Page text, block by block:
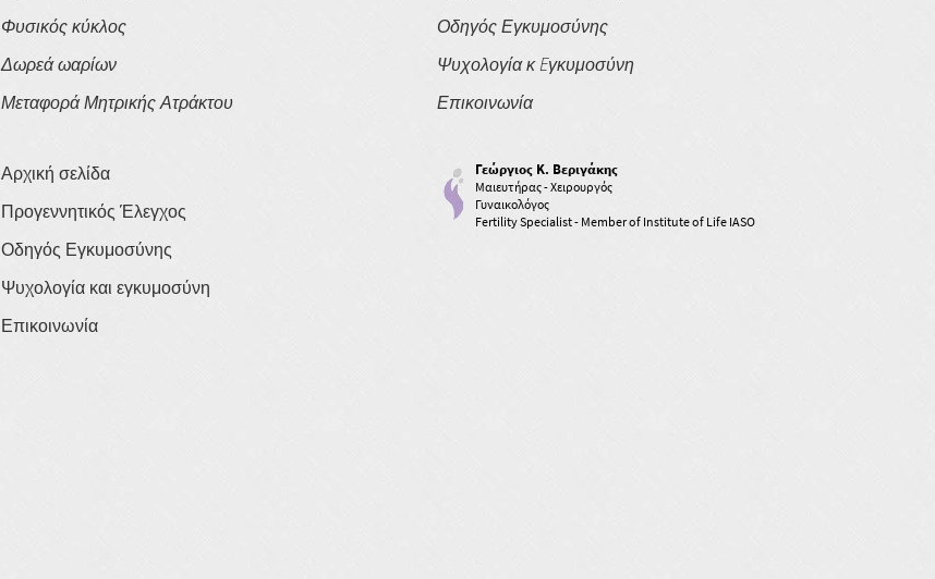
Φυσικός κύκλος
Δωρεά ωαρίων
Μεταφορά Μητρικής Ατράκτου
Αρχική σελίδα
Προγεννητικός Έλεγχος
Οδηγός Εγκυμοσύνης
Ψυχολογία και εγκυμοσύνη
Επικοινωνία
Οδηγός Εγκυμοσύνης
Ψυχολογία κ Eγκυμοσύνη
Επικοινωνία